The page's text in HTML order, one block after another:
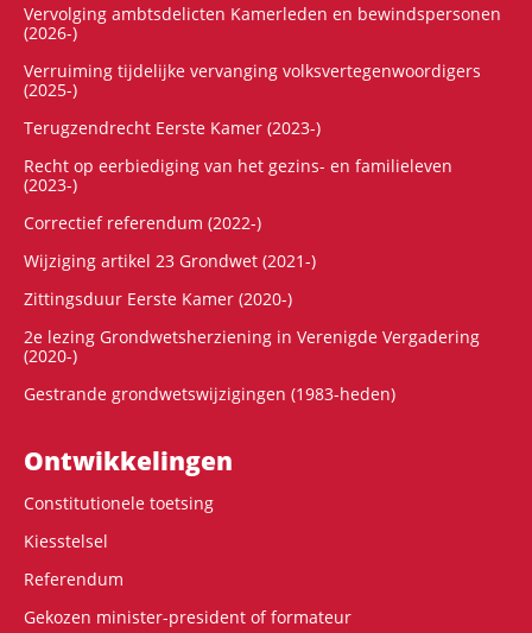
Vervolging ambtsdelicten Kamerleden en bewindspersonen
(2026-)
Verruiming tijdelijke vervanging volksvertegenwoordigers
(2025-)
Terugzendrecht Eerste Kamer (2023-)
Recht op eerbiediging van het gezins- en familieleven
(2023-)
Correctief referendum (2022-)
Wijziging artikel 23 Grondwet (2021-)
Zittingsduur Eerste Kamer (2020-)
2e lezing Grondwetsherziening in Verenigde Vergadering
(2020-)
Gestrande grondwetswijzigingen (1983-heden)
Ontwikke­lingen
Constitutionele toetsing
Kiesstelsel
Referendum
Gekozen minister-president of formateur